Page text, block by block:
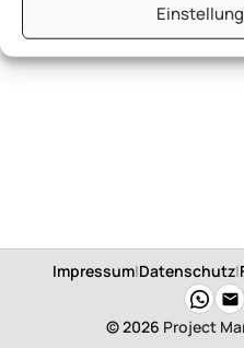
Impressum|Datenschutz|
© 2026 Project